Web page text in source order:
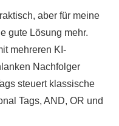
aber für meine
gute Lösung mehr.
mehreren KI-
Nachfolger
steuert klassische
Tags, AND, OR und